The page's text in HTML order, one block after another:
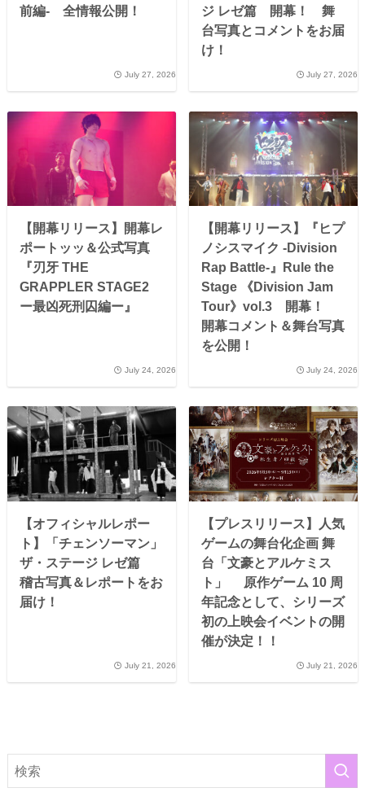
前編- 全情報公開！
July 27, 2026
ジ レゼ篇 開幕！ 舞
台写真とコメントをお届
け！
July 27, 2026
【開幕リリース】開幕レ
ポートッッ＆公式写真
『刃牙 THE
GRAPPLER STAGE2
ー最凶死刑囚編ー』
July 24, 2026
【開幕リリース】『ヒプ
ノシスマイク -Division
Rap Battle-』Rule the
Stage 《Division Jam
Tour》vol.3 開幕！
開幕コメント＆舞台写真
を公開！
July 24, 2026
【オフィシャルレポー
ト】「チェンソーマン」
ザ・ステージ レゼ篇
稽古写真＆レポートをお
届け！
July 21, 2026
【プレスリリース】人気
ゲームの舞台化企画 舞
台「文豪とアルケミス
ト」 原作ゲーム 10 周
年記念として、シリーズ
初の上映会イベントの開
催が決定！！
July 21, 2026